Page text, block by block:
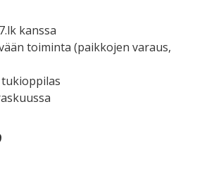
kanssa
toiminta (paikkojen varaus,